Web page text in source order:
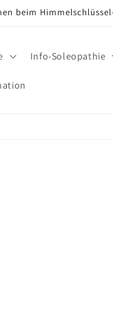
beim
Info-Soleopathie